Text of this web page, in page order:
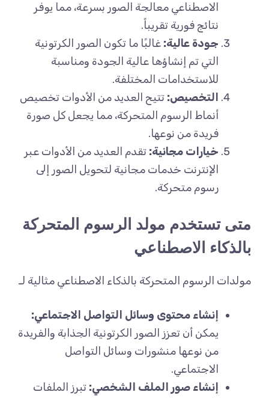
الاصطناعي معالجة الصور بسرعة، مما يوفر
نتائج فورية تقريباً.
جودة عالية:غالبًا ما تكون الصور الكرتونية
التي تم إنشاؤها عالية الجودة ومناسبة
للاستخدامات المختلفة.
التخصيص:تتيح العديد من الأدوات تخصيص
أنماط الرسوم المتحركة، مما يجعل كل صورة
فريدة من نوعها.
خيارات مجانية:تقدم العديد من الأدوات عبر
الإنترنت خدمات مجانية لتحويل الصور إلى
رسوم متحركة.
متى تستخدم مولد الرسوم المتحركة
بالذكاء الاصطناعي
مولدات الرسوم المتحركة بالذكاء الاصطناعي مثالية لـ
إنشاء محتوى وسائل التواصل الاجتماعي:
يمكن أن تعزز الصور الكرتونية الجذابة والفريدة
من نوعها منشورات وسائل التواصل
الاجتماعي.
إنشاء صور الملف الشخصي:تبرز الملفات